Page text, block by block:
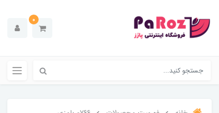
0